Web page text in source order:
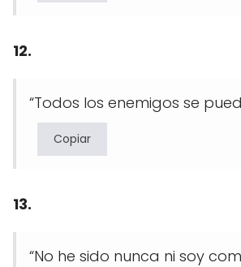
12.
“Todos los enemigos se
Copiar
13.
“No he sido nunca ni soy